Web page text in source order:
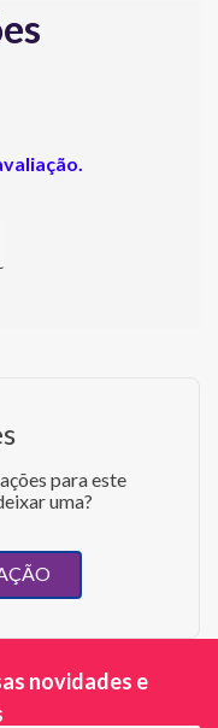
para este
uma?
novidades e